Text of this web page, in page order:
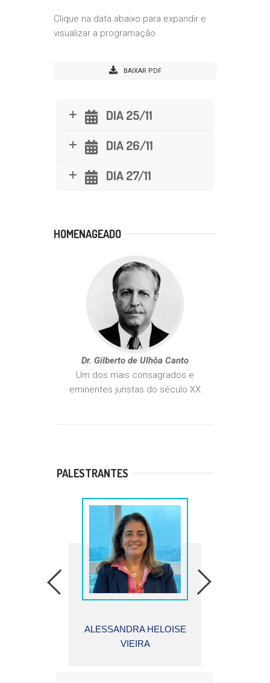
Clique na data abaixo para expandir e
visualizar a programação
BAIXAR PDF
DIA 25/11
DIA 26/11
DIA 27/11
HOMENAGEADO
Dr. Gilberto de Ulhôa Canto
Um dos mais consagrados e
eminentes juristas do século XX
PALESTRANTES
LUIS EDUARDO
SCHOUERI